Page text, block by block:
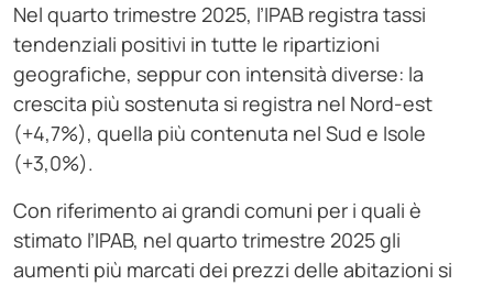
Nel quarto trimestre 2025, l’IPAB registra tassi
tendenziali positivi in tutte le ripartizioni
geografiche, seppur con intensità diverse: la
crescita più sostenuta si registra nel Nord-est
(+4,7%), quella più contenuta nel Sud e Isole
(+3,0%).
Con riferimento ai grandi comuni per i quali è
stimato l’IPAB, nel quarto trimestre 2025 gli
aumenti più marcati dei prezzi delle abitazioni si